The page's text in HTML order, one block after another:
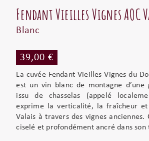
Fendant Vieilles Vignes AOC
Blanc
39,00 €
La cuvée Fendant Vieilles Vignes du
est un vin blanc de montagne d’une
issu de chasselas (appelé
exprime la verticalité, la fraîcheur
Valais à travers des vignes anciennes.
ciselé et profondément ancré dans